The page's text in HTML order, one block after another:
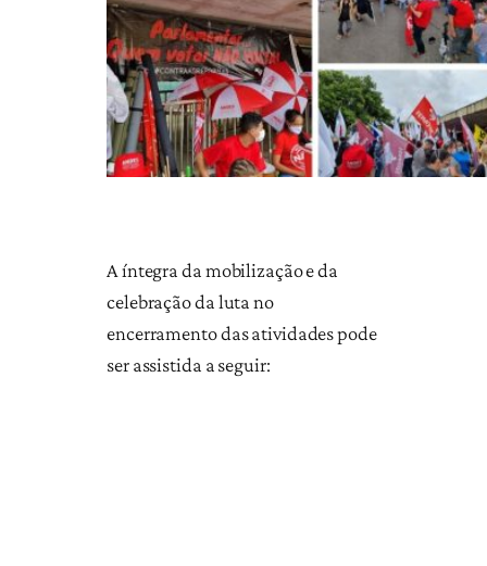
A íntegra da mobilização e da
celebração da luta no
encerramento das atividades pode
ser assistida a seguir: